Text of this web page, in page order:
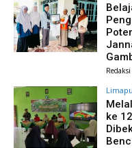
Redaksi
ke